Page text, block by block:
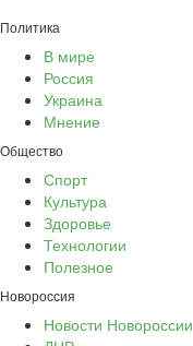
Политика
В мире
Россия
Украина
Мнение
Общество
Спорт
Культура
Здоровье
Технологии
Полезное
Новороссия
Новости Новороссии